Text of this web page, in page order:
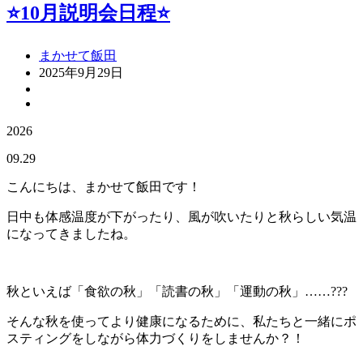
⭐10月説明会日程⭐
まかせて飯田
2025年9月29日
2026
09.29
こんにちは、まかせて飯田です！
日中も体感温度が下がったり、風が吹いたりと秋らしい気温
になってきましたね。
秋といえば「食欲の秋」「読書の秋」「運動の秋」……???
そんな秋を使ってより健康になるために、私たちと一緒にポ
スティングをしながら体力づくりをしませんか？！